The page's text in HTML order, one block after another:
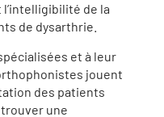
de la
de dysarthrie.
et à leur
jouent
des patients
une